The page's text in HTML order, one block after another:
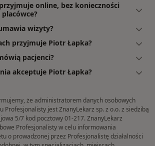
online, bez konieczności
wizyty?
przyjmuje Piotr Łapka?
pacjenci?
akceptuje Piotr Łapka?
że administratorem danych osobowych
Profesjonalisty jest ZnanyLekarz sp. z o.o. z siedzibą
5/7 kod pocztowy 01-217. ZnanyLekarz
Profesjonalisty w celu informowania
o prowadzonej przez Profesjonalistę działalności